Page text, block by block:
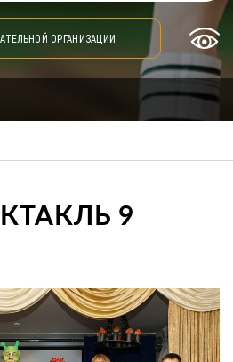
ОРГАНИЗАЦИИ
9